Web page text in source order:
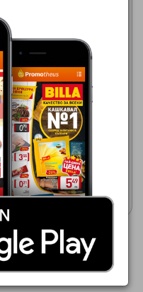
- 31.08.2026
€
OF AGIVA
Покажи брошурата